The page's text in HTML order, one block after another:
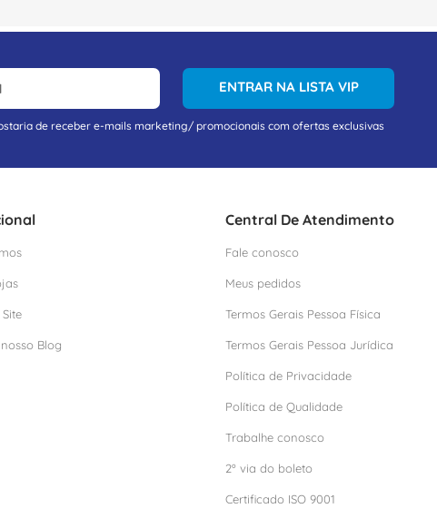
ENTRAR NA LISTA VIP
de receber e-mails marketing/ promocionais com ofertas exclusivas
Blog
Central De Atendimento
Fale conosco
Meus pedidos
Termos Gerais Pessoa Física
Termos Gerais Pessoa Jurídica
Política de Privacidade
Política de Qualidade
Trabalhe conosco
2º via do boleto
Certificado ISO 9001